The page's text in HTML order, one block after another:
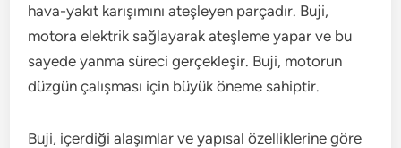
hava-yakıt karışımını ateşleyen parçadır. Buji,
motora elektrik sağlayarak ateşleme yapar ve bu
sayede yanma süreci gerçekleşir. Buji, motorun
düzgün çalışması için büyük öneme sahiptir.
Buji, içerdiği alaşımlar ve yapısal özelliklerine göre